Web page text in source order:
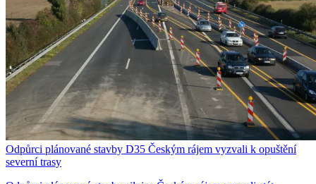
Odpůrci plánované stavby D35 Českým rájem vyzvali k opuštění
severní trasy